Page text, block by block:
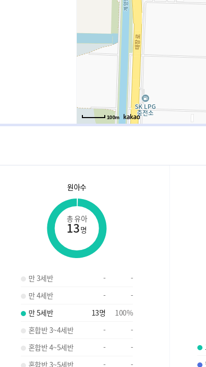
100m
원아수
총 유아
13명
만 3세반 -
-
만 4세반
-
-
만 5세반
13명 100%
혼합반 3~4세반
-
-
혼합반 4~5세반
-
-
혼합반 3~5세반
-
-